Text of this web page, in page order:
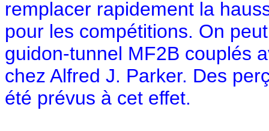
remplacer rapidement la
pour les compétitions. On
guidon-tunnel MF2B couplés
chez Alfred J. Parker. Des
été prévus à cet effet.